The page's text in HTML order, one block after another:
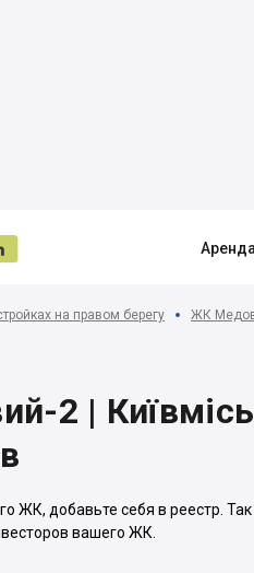
Аренда
на правом берегу ЖК
2 |
ЖК, добавьте себя в реестр.
вашего ЖК.